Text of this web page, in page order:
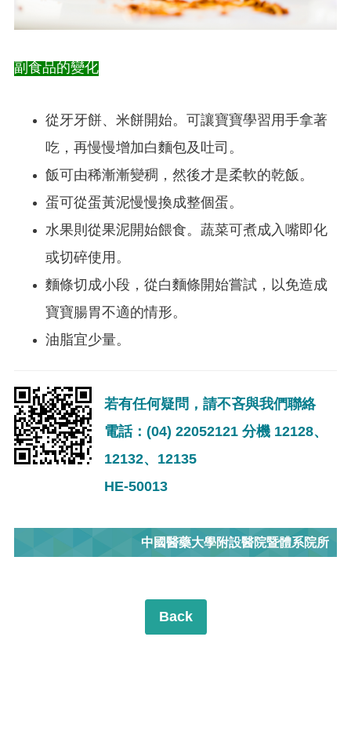
副食品的變化
從牙牙餅、米餅開始。可讓寶寶學習用手拿著
吃，再慢慢增加白麵包及吐司。
飯可由稀漸漸變稠，然後才是柔軟的乾飯。
蛋可從蛋黃泥慢慢換成整個蛋。
水果則從果泥開始餵食。蔬菜可煮成入嘴即化
或切碎使用。
麵條切成小段，從白麵條開始嘗試，以免造成
寶寶腸胃不適的情形。
油脂宜少量。
若有任何疑問，請不吝與我們聯絡
電話：(04) 22052121 分機 12128、
12132、12135
HE-50013
中國醫藥大學附設醫院暨體系院所
Back